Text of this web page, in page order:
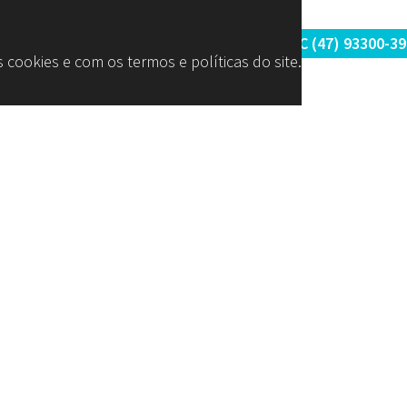
SC (47) 93300-
e com os termos e políticas do site.